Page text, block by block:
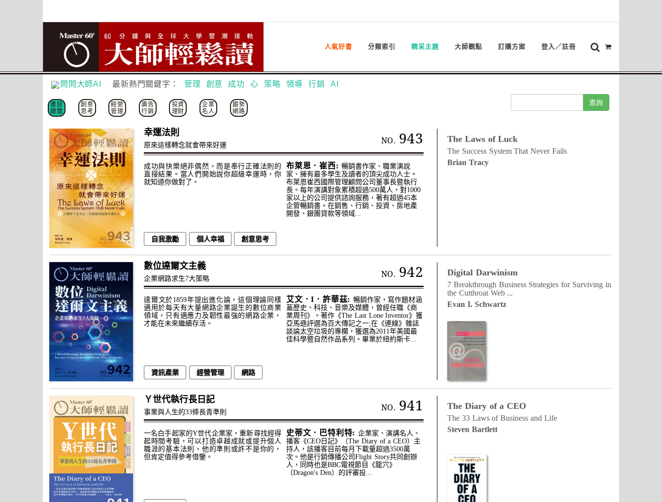
人氣好書 分類索引 精采主題 大師觀點 訂購方案 登入／註冊
問問大師AI 最新熱門關鍵字： 管理 創意 成功 心 策略 領導 行銷 AI
書目
總覽
創意
思考
經營
管理
廣告
行銷
投資
理財
企業
名人
趨勢
網路
查詢
幸運法則
原來這樣轉念就會帶來好運 NO. 943
成功與快樂絕非偶然，而是奉行正確法則的
直接結果。當人們開始說你超級幸運時，你
就知道你做對了。
布萊恩．崔西: 暢銷書作家、職業演說
家、擁有最多學生及讀者的頂尖成功人士。
布萊恩崔西國際管理顧問公司董事長暨執行
長。每年演講對象累積超過500萬人，對1000
家以上的公司提供諮詢服務，著有超過45本
企管暢銷書。在銷售、行銷、投資、房地產
開發、銀團貸款等領域...
自我激勵 個人幸福 創意思考
The Laws of Luck
The Success System That Never Fails
Brian Tracy
數位達爾文主義
企業網路求生7大策略 NO. 942
達爾文於1859年提出進化論，這個理論同樣
適用於每天有大量網路企業誕生的數位商業
領域，只有適應力及韌性最強的網路企業，
才能在未來繼續存活。
艾文．I．許華茲: 暢銷作家，寫作題材涵
蓋歷史、科技、音樂及媒體，曾經任職《商
業周刊》。著作《The Last Lone Inventor》獲
亞馬遜評選為百大傳記之一;在《連線》雜誌
談論太空垃圾的專欄，獲選為2011年美國最
佳科學暨自然作品系列。畢業於紐約斯卡...
資訊產業 經營管理 網路
Digital Darwinism
7 Breakthrough Business Strategies for Surviving in
the Cutthroat Web ...
Evan I. Schwartz
Ｙ世代執行長日記
事業與人生的33條長青準則 NO. 941
一名白手起家的Y世代企業家，重新尋找經得
起時間考驗，可以打造卓越成就或提升個人
職涯的基本法則，他的準則或許不是你的，
但肯定值得參考借鑒。
史蒂文．巴特利特: 企業家、演講名人、
播客《CEO日記》（The Diary of a CEO）主
持人，該播客目前每月下載量超過3500萬
次。他是行銷傳播公司Flight Story共同創辦
人，同時也是BBC電視節目《龍穴》
（Dragon's Den）的評審投...
The Diary of a CEO
The 33 Laws of Business and Life
Steven Bartlett